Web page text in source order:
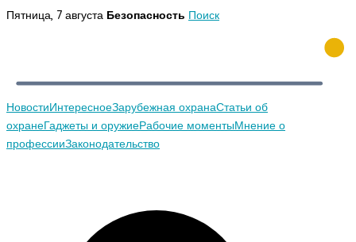
Перейти
Пятница, 7 августа Безопасность Поиск
НовостиИнтересноеЗарубежная охранаСтатьи об
охранеГаджеты и оружиеРабочие моментыМнение о
профессииЗаконодательство